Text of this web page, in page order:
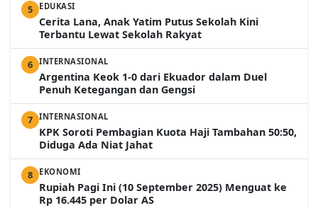
5 EDUKASI
Cerita Lana, Anak Yatim Putus Sekolah Kini
Terbantu Lewat Sekolah Rakyat
6 INTERNASIONAL
Argentina Keok 1-0 dari Ekuador dalam Duel
Penuh Ketegangan dan Gengsi
7 INTERNASIONAL
KPK Soroti Pembagian Kuota Haji Tambahan 50:50,
Diduga Ada Niat Jahat
8 EKONOMI
Rupiah Pagi Ini (10 September 2025) Menguat ke
Rp 16.445 per Dolar AS